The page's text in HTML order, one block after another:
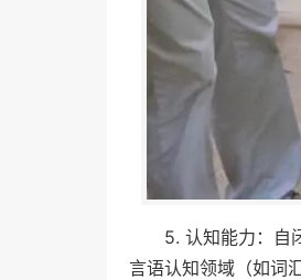
5. 认知能力：自
言语认知领域（如词